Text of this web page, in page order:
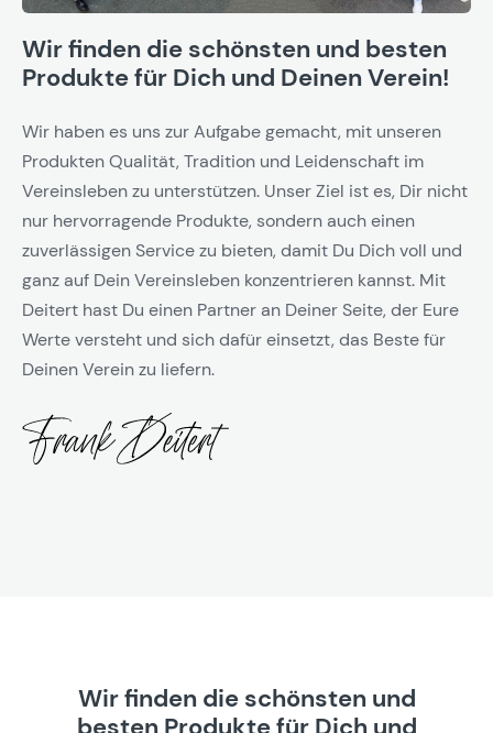
Wir finden die schönsten und besten
Produkte für Dich und Deinen Verein!
Wir haben es uns zur Aufgabe gemacht, mit unseren
Produkten Qualität, Tradition und Leidenschaft im
Vereinsleben zu unterstützen. Unser Ziel ist es, Dir nicht
nur hervorragende Produkte, sondern auch einen
zuverlässigen Service zu bieten, damit Du Dich voll und
ganz auf Dein Vereinsleben konzentrieren kannst. Mit
Deitert hast Du einen Partner an Deiner Seite, der Eure
Werte versteht und sich dafür einsetzt, das Beste für
Deinen Verein zu liefern.
Wir finden die schönsten und